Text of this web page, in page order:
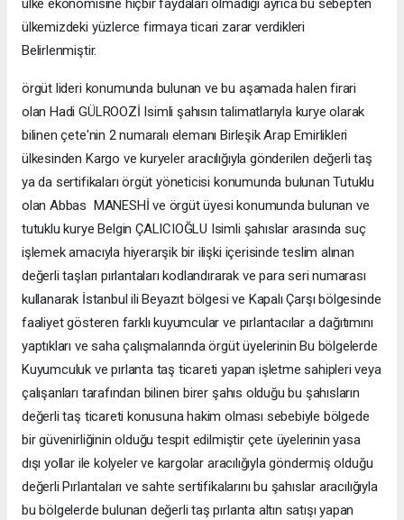
ülke ekonomisine hiçbir faydaları olmadığı ayrıca bu sebepten
ülkemizdeki yüzlerce firmaya ticari zarar verdikleri
Belirlenmiştir.
örgüt lideri konumunda bulunan ve bu aşamada halen firari
olan Hadi GÜLROOZİ Isimli şahısın talimatlarıyla kurye olarak
bilinen çete'nin 2 numaralı elemanı Birleşik Arap Emirlikleri
ülkesinden Kargo ve kuryeler aracılığıyla gönderilen değerli taş
ya da sertifikaları örgüt yöneticisi konumunda bulunan Tutuklu
olan Abbas MANESHİ ve örgüt üyesi konumunda bulunan ve
tutuklu kurye Belgin ÇALICIOĞLU Isimli şahıslar arasında suç
işlemek amacıyla hiyerarşik bir ilişki içerisinde teslim alınan
değerli taşları pırlantaları kodlandırarak ve para seri numarası
kullanarak İstanbul ili Beyazıt bölgesi ve Kapalı Çarşı bölgesinde
faaliyet gösteren farklı kuyumcular ve pırlantacılar a dağıtımını
yaptıkları ve saha çalışmalarında örgüt üyelerinin Bu bölgelerde
Kuyumculuk ve pırlanta taş ticareti yapan işletme sahipleri veya
çalışanları tarafından bilinen birer şahıs olduğu bu şahısların
değerli taş ticareti konusuna hakim olması sebebiyle bölgede
bir güvenirliğinin olduğu tespit edilmiştir çete üyelerinin yasa
dışı yollar ile kolyeler ve kargolar aracılığıyla göndermiş olduğu
değerli Pırlantaları ve sahte sertifikalarını bu şahıslar aracılığıyla
bu bölgelerde bulunan değerli taş pırlanta altın satışı yapan